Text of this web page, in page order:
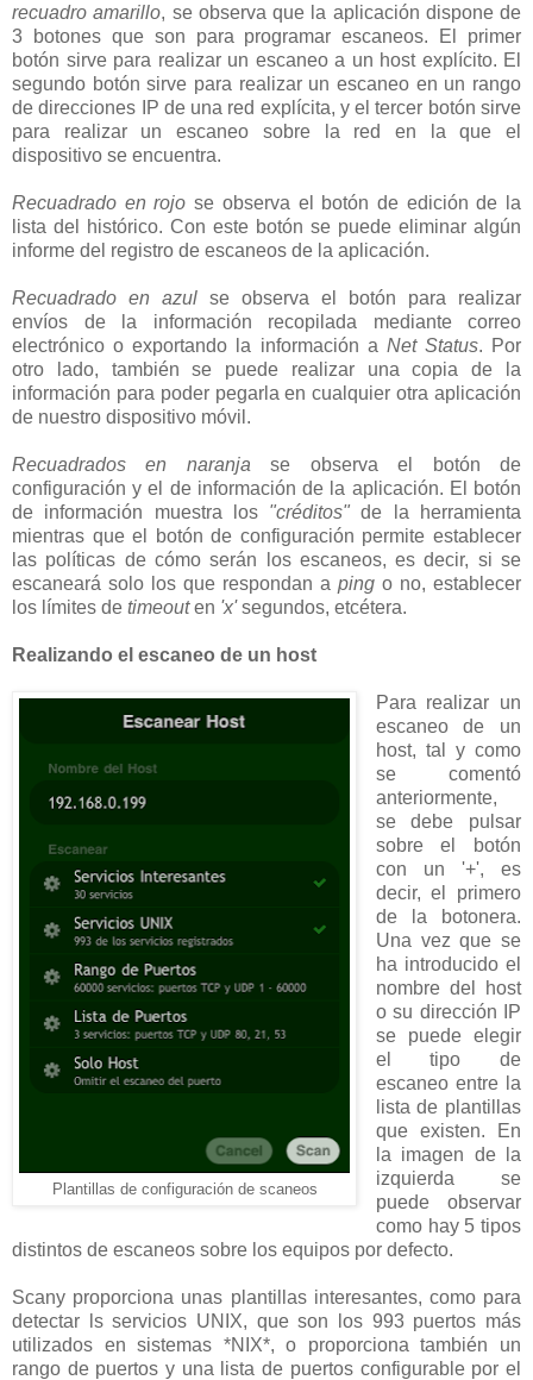
recuadro amarillo, se observa que la aplicación dispone de
3 botones que son para programar escaneos. El primer
botón sirve para realizar un escaneo a un host explícito. El
segundo botón sirve para realizar un escaneo en un rango
de direcciones IP de una red explícita, y el tercer botón sirve
para realizar un escaneo sobre la red en la que el
dispositivo se encuentra.
Recuadrado en rojo se observa el botón de edición de la
lista del histórico. Con este botón se puede eliminar algún
informe del registro de escaneos de la aplicación.
Recuadrado en azul se observa el botón para realizar
envíos de la información recopilada mediante correo
electrónico o exportando la información a Net Status. Por
otro lado, también se puede realizar una copia de la
información para poder pegarla en cualquier otra aplicación
de nuestro dispositivo móvil.
Recuadrados en naranja se observa el botón de
configuración y el de información de la aplicación. El botón
de información muestra los "créditos" de la herramienta
mientras que el botón de configuración permite establecer
las políticas de cómo serán los escaneos, es decir, si se
escaneará solo los que respondan a ping o no, establecer
los límites de timeouten 'x'segundos, etcétera.
Realizando el escaneo de un host
Plantillas de configuración de scaneos
Para realizar un
escaneo de un
host, tal y como
se comentó
anteriormente,
se debe pulsar
sobre el botón
con un '+', es
decir, el primero
de la botonera.
Una vez que se
ha introducido el
nombre del host
o su dirección IP
se puede elegir
el tipo de
escaneo entre la
lista de plantillas
que existen. En
la imagen de la
izquierda se
puede observar
como hay 5 tipos
distintos de escaneos sobre los equipos por defecto.
Scany proporciona unas plantillas interesantes, como para
detectar ls servicios UNIX, que son los 993 puertos más
utilizados en sistemas *NIX*, o proporciona también un
rango de puertos y una lista de puertos configurable por el